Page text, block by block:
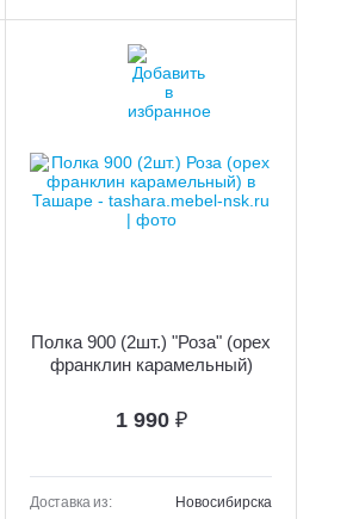
Полка 900 (2шт.) "Роза" (орех
франклин карамельный)
1 990 ₽
Доставка из:
Новосибирска